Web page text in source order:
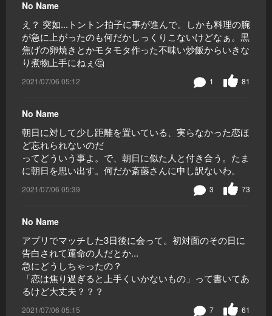
No Name
え？ 突如...トントン拍子に事が進んで。しかも料理の腕
が急に上がったのも何だかしっくりこないけどなぁ。黒
焦げの卵焼きとかモタモタ作った不味い炒飯からいきな
り煮物上手にねぇ🤔
2021/07/06 05:12 81
1
No Name
朝日に対して少し距離を置いている、実らなかった恋ほ
ど忘れられないのだ
ってどういう事よ。で、朝日に似た人と付き合う。たま
に朝日を思い出す。何だか斎藤さんに申し訳ないわ。
2021/07/06 05:39 73
3
No Name
アプリでマッチした3日後に会って。初対面のその日に
告白されて運命の人だとか...
急にどうしちゃったの？
「恋は焦り過ぎると上手くいかないもの」って書いてあ
るけど大丈夫？？？
2021/07/06 05:15 61
7